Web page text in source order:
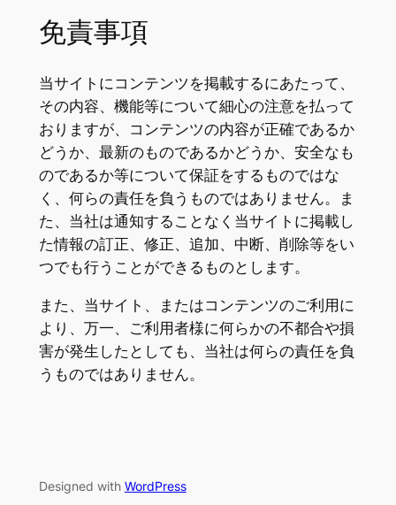
免責事項
当サイトにコンテンツを掲載するにあたって、
その内容、機能等について細心の注意を払って
おりますが、コンテンツの内容が正確であるか
どうか、最新のものであるかどうか、安全なも
のであるか等について保証をするものではな
く、何らの責任を負うものではありません。ま
た、当社は通知することなく当サイトに掲載し
た情報の訂正、修正、追加、中断、削除等をい
つでも行うことができるものとします。
また、当サイト、またはコンテンツのご利用に
より、万一、ご利用者様に何らかの不都合や損
害が発生したとしても、当社は何らの責任を負
うものではありません。
Designed with WordPress